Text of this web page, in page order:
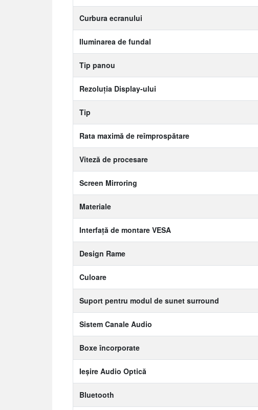
Curbura ecranului
Iluminarea de fundal
Tip panou
Rezoluția Display-ului
Tip
Rata maximă de reîmprospătare
Viteză de procesare
Screen Mirroring
Materiale
Interfață de montare VESA
Design Rame
Culoare
Suport pentru modul de sunet surround
Sistem Canale Audio
Boxe încorporate
Ieșire Audio Optică
Bluetooth